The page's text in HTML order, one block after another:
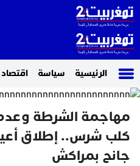
الرئيسية سياسة اقتصاد
مهاجمة الشرطة
كلب شرس.. إطلاق
جانح بمراكش